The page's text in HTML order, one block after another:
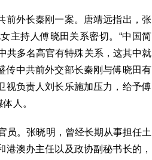
前外长秦刚一案。唐靖远指出，张
主持人傅晓田关系密切。“中国简
共多名高官有特殊关系，这其中就
传中共前外交部长秦刚与傅晓田有
视负责人刘长乐施加压力，给予傅
人。
员。张晓明，曾经长期从事担任土
澳办主任以及政协副秘书长的，